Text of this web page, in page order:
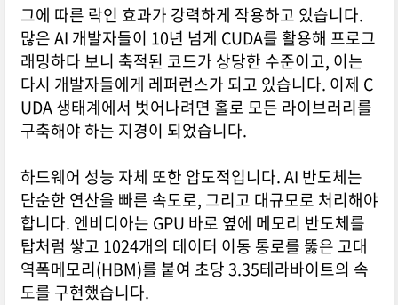
그에 따른 락인 효과가 강력하게 작용하고 있습니다.
많은 AI 개발자들이 10년 넘게 CUDA를 활용해 프로그
래밍하다 보니 축적된 코드가 상당한 수준이고, 이는
다시 개발자들에게 레퍼런스가 되고 있습니다. 이제 C
UDA 생태계에서 벗어나려면 홀로 모든 라이브러리를
구축해야 하는 지경이 되었습니다.
하드웨어 성능 자체 또한 압도적입니다. AI 반도체는
단순한 연산을 빠른 속도로, 그리고 대규모로 처리해야
합니다. 엔비디아는 GPU 바로 옆에 메모리 반도체를
탑처럼 쌓고 1024개의 데이터 이동 통로를 뚫은 고대
역폭메모리(HBM)를 붙여 초당 3.35테라바이트의 속
도를 구현했습니다.